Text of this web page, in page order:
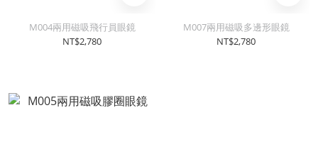
M004兩用磁吸飛行員眼鏡
NT$2,780
M007兩用磁吸多邊形眼鏡
NT$2,780